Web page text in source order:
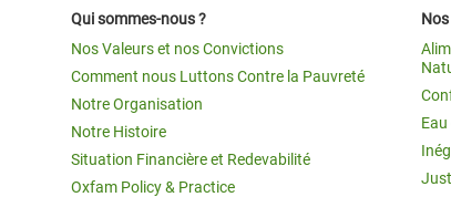
Qui sommes-nous ?
Nos Valeurs et nos Convictions
Comment nous Luttons Contre la Pauvreté
Notre Organisation
Notre Histoire
Situation Financière et Redevabilité
Oxfam Policy & Practice